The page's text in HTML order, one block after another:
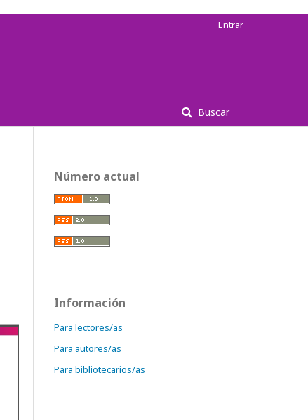
Buscar
Entrar
Número actual
Información
Para lectores/as
Para autores/as
Para bibliotecarios/as